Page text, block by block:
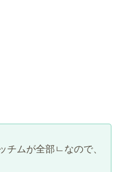
チムが全部ㄴなので、